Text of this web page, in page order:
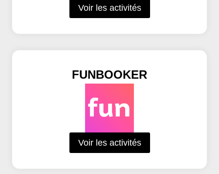
Voir les activités
FUNBOOKER
Voir les activités